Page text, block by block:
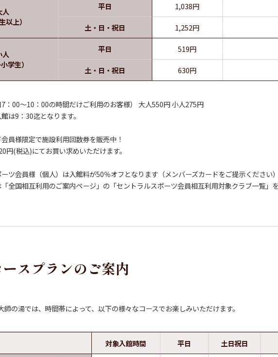
人
以上）
平日 1,038円
土・日・祝日 1,252円
人
学生）
平日 519円
土・日・祝日 630円
：00～10：00の時間だけご利用のお客様） 大人550円 小人275円
は9：30迄となります。
員様限定で施設利用回数券を販売中！
円(税込)にてお買い求めいただけます。
ツ会員様（個人）は入館料が50％オフとなります（メンバーズカードをご提示ください）
全国相互利用のご案内ページ」の「セントラルスポーツ会員相互利用対象クラブ一覧」
スプランのご案内
師の湯では、時間帯によって、以下の様々なコースでお楽しみいただけます。
対象入館時間 平日 土日祝日